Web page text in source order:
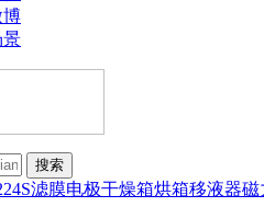
博
景
滤膜电极干燥箱烘箱移液器磁